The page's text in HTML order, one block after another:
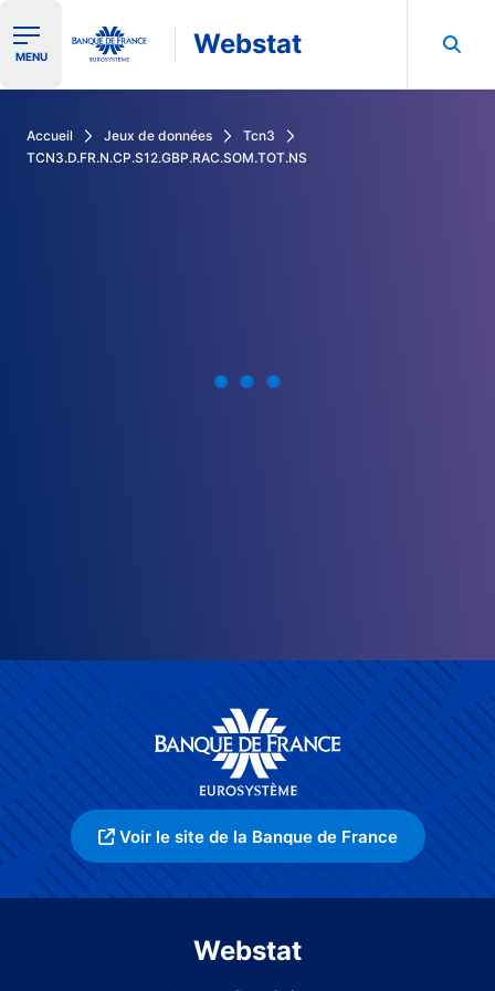
Ouvrir le menu de navigation
MENU Webstat
Accueil Jeux de données
Tcn3
TCN3.D.FR.N.CP.S12.GBP.RAC.SOM.TOT.NS
Voir le site de la Banque de France
Webstat